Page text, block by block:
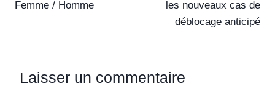
Femme / Homme
les nouveaux cas de
déblocage anticipé
Laisser un commentaire